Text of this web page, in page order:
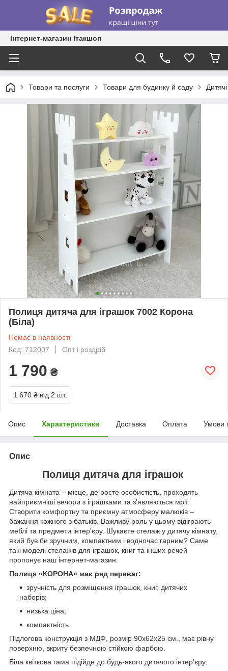
Інтернет-магазин Ітакшоп
Товари та послуги Товари для будинку й саду
Полиця дитяча для іграшок 7002 Корона
(Біла)
Немає в наявності
Код: 712007
Опт і роздріб
1 790 ₴
1 670 ₴ від 2 шт.
Опис Характеристики Доставка Оплата Умови
Опис
Полиця дитяча для іграшок
Дитяча кімната – місце, де росте особистість, проходять
найприємніші вечори з іграшками та з'являються мрії.
Створити комфортну та приємну атмосферу малюків –
бажання кожного з батьків. Важливу роль у цьому відіграють
меблі та предмети інтер'єру. Шукаєте стелаж у дитячу кімнату,
який був би зручним, компактним і водночас гарним? Саме
такі моделі стелажів для іграшок, книг та інших речей
пропонує наш інтернет-магазин.
Полиця «КОРОНА» має ряд переваг:
зручність для розміщення іграшок, книг, дитячих
наборів;
низька ціна;
компактність.
Підлогова конструкція з МДФ, розмір 90х62х25 см., має рівну
поверхню, вкриту безпечною стійкою фарбою.
Біла квіткова гама підійде до будь-якого дитячого інтер'єру.